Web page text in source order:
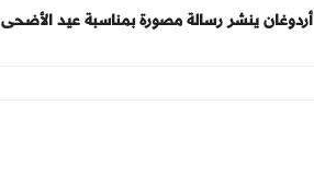
أردوغان ينشر رسالة مصورة بمناسبة عيد الأضحى